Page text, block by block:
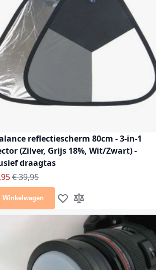
reflectiescherm 80cm - 3-in-1
(Zilver, Grijs 18%, Wit/Zwart) -
draagtas
prijs
Normale prijs
€ 39,95
Winkelwagen Voeg toe aan verlanglijst
Toevoegen om te